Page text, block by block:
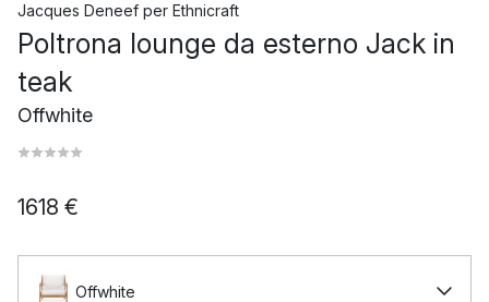
Jacques Deneef per Ethnicraft
Poltrona lounge da esterno Jack in
teak
Offwhite
1618 €
Offwhite